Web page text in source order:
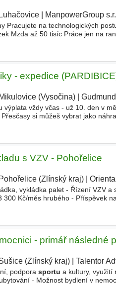
Luhačovice| ManpowerGroup
Pracujete na technologických
Mzda až 50 tisíc Práce jen na
- expedice
Mikulovice (Vysočina)|
výplata vždy včas - už 10. den v
si můžeš vybrat jako
s VZV - Pohořelice
Pohořelice (Zlínský kraj)|
vykládka palet - Řízení VZV
300 Kč/měs hrubého - Příspěvek
- primář následné
(Zlínský kraj)| Talentor
podpora sportu a kultury, využití
- Možnost bydlení v